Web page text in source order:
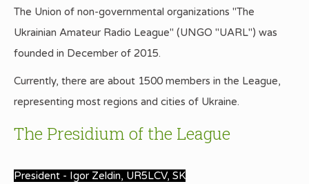
The Union of non-governmental organizations "The
Ukrainian Amateur Radio League" (UNGO "UARL") was
founded in December of 2015.
Currently, there are about 1500 members in the League,
representing most regions and cities of Ukraine.
The Presidium of the League
President - Igor Zeldin, UR5LCV, SK